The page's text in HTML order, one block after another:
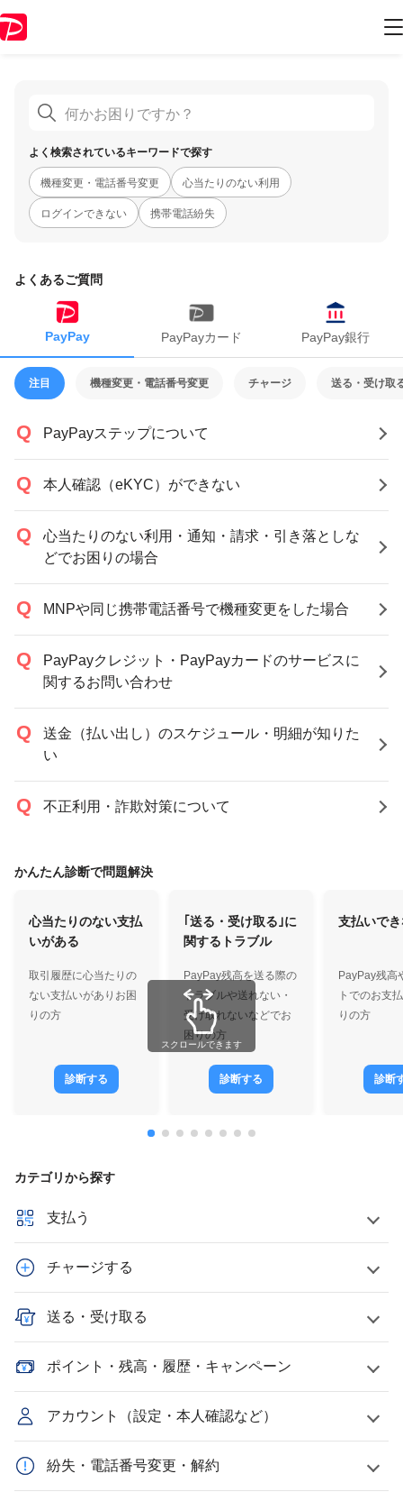
PayPayヘルプ
よく検索されているキーワードで探す
機種変更・電話番号変更 心当たりのない利用
ログインできない 携帯電話紛失
よくあるご質問
PayPay PayPayカード PayPay銀行
注目 機種変更・電話番号変更 チャージ 送る・受け取
PayPayステップについて
本人確認（eKYC）ができない
心当たりのない利用・通知・請求・引き落としな
どでお困りの場合
MNPや同じ携帯電話番号で機種変更をした場合
PayPayクレジット・PayPayカードのサービスに
関するお問い合わせ
送金（払い出し）のスケジュール・明細が知りた
い
不正利用・詐欺対策について
かんたん診断で問題解決
心当たりのない支払
いがある
取引履歴に心当たりの
ない支払いがありお困
りの方
診断する
｢送る・受け取る｣に
関するトラブル
PayPay残高を送る際の
トラブルや送れない・
受け取れないなどでお
困りの方
診断する
支払いで
PayPay残高
トでのお支
りの方
診断
スクロールできます
カテゴリから探す
支払う
チャージする
送る・受け取る
ポイント・残高・履歴・キャンペーン
アカウント（設定・本人確認など）
紛失・電話番号変更・解約